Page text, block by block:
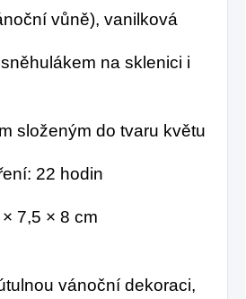
vůně), vanilková
na sklenici i
složeným do tvaru květu
22 hodin
7,5 × 8 cm
vánoční dekoraci,